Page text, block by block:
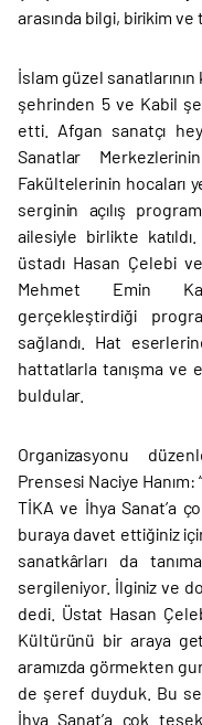
arasında bilgi, birikim
İslam güzel
şehrinden 5 ve Kabil
etti. Afgan sanatçı
Sanatlar
Fakültelerinin hocaları
serginin açılış
ailesiyle birlikte
üstadı Hasan Çelebi
Mehmet Emin
gerçekleştirdiği
sağlandı. Hat
hattatlarla tanışma ve
buldular.
Organizasyonu
Prensesi Naciye
TİKA ve İhya Sanat’a
buraya davet ettiğiniz
sanatkârları da
sergileniyor. İlginiz ve
dedi. Üstat Hasan
Kültürünü bir araya
aramızda görmekten
de şeref duyduk. Bu
İhya Sanat’a çok